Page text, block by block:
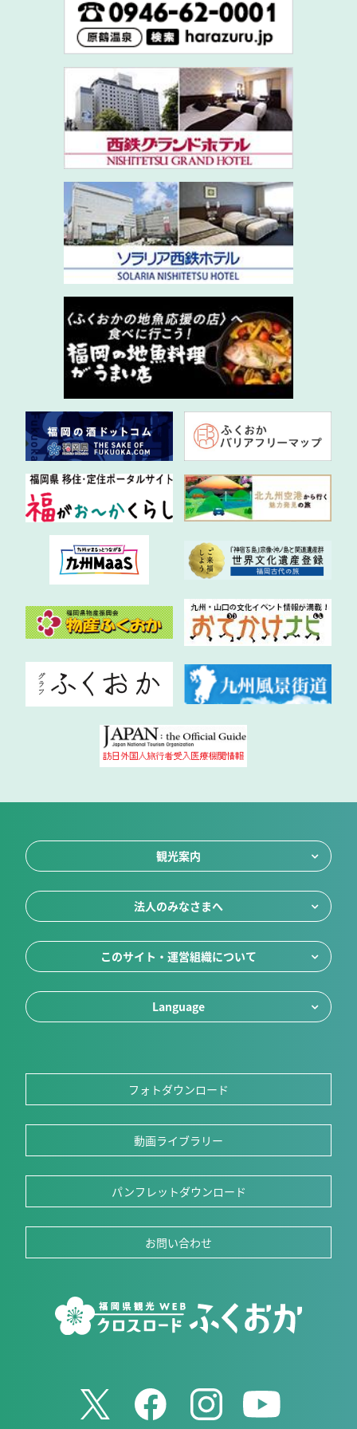
観光案内
法人のみなさまへ
このサイト・運営組織について
Language
フォトダウンロード
動画ライブラリー
パンフレットダウンロード
お問い合わせ